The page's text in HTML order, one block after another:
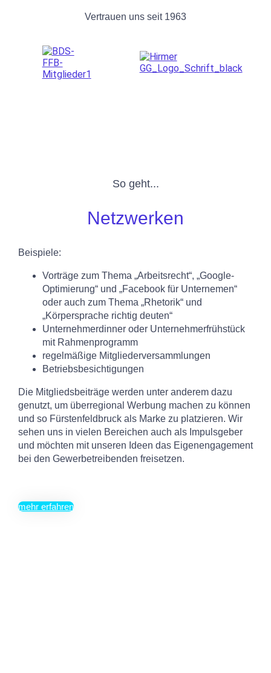
Vertrauen uns seit 1963
So geht...
Netzwerken
Beispiele:
Vorträge zum Thema „Arbeitsrecht“, „Google-
Optimierung“ und „Facebook für Unternemen“
oder auch zum Thema „Rhetorik“ und
„Körpersprache richtig deuten“
Unternehmerdinner oder Unternehmerfrühstück
mit Rahmenprogramm
regelmäßige Mitgliederversammlungen
Betriebsbesichtigungen
Die Mitgliedsbeiträge werden unter anderem dazu
genutzt, um überregional Werbung machen zu können
und so Fürstenfeldbruck als Marke zu platzieren. Wir
sehen uns in vielen Bereichen auch als Impulsgeber
und möchten mit unseren Ideen das Eigenengagement
bei den Gewerbetreibenden freisetzen.
mehr erfahren